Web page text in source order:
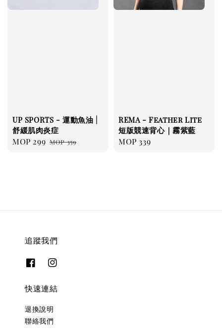
UP SPORTS - 運動魚油 |
舒緩肌肉炎症
Sale
MOP 299 Regular
MOP 359
REMA - Feather Lite
短版競速背心｜霧紫藍
Regular
MOP 339
追蹤我們
快速連結
退換說明
聯絡我們